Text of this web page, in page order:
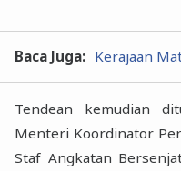
Baca Juga: Kerajaan
Tendean kemudian
Menteri Koordinator
Staf Angkatan